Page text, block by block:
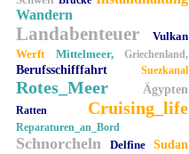
Wandern
Landabenteuer
Vulkan
Werft
Mittelmeer, Griechenland,
Berufsschifffahrt Suezkanal
Rotes_Meer Ägypten
Ratten Cruising_life
Reparaturen_an_Bord
Schnorcheln Delfine
Sudan